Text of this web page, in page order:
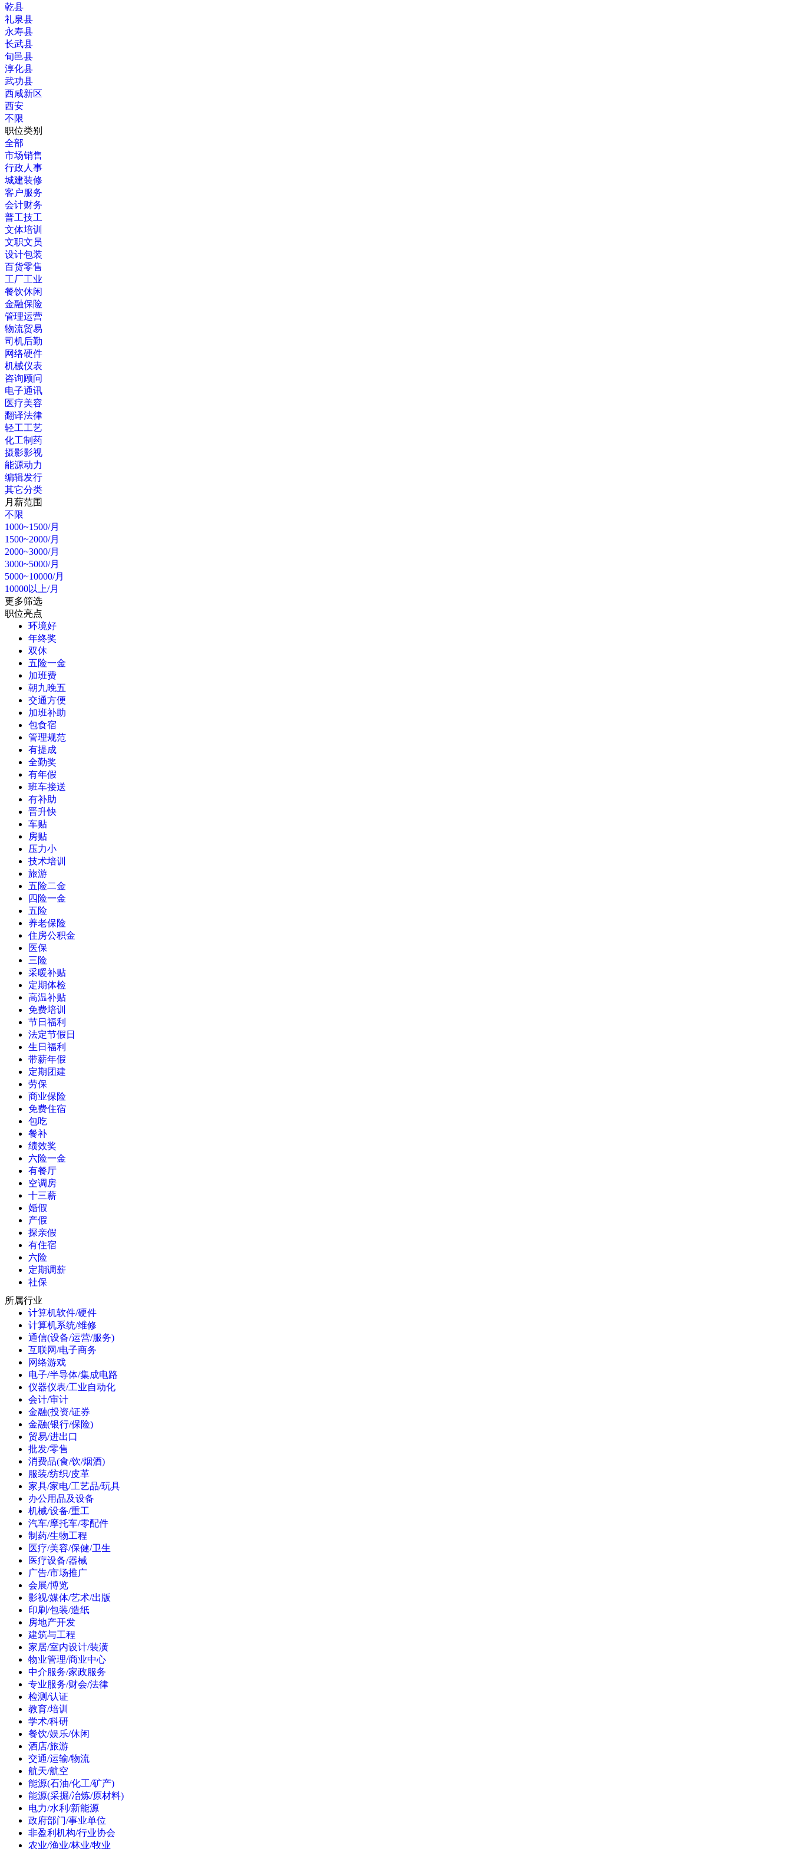
乾县
礼泉县
永寿县
长武县
旬邑县
淳化县
武功县
西咸新区
西安
不限
职位类别
全部
市场销售
行政人事
城建装修
客户服务
会计财务
普工技工
文体培训
文职文员
设计包装
百货零售
工厂工业
餐饮休闲
金融保险
管理运营
物流贸易
司机后勤
网络硬件
机械仪表
咨询顾问
电子通讯
医疗美容
翻译法律
轻工工艺
化工制药
摄影影视
能源动力
编辑发行
其它分类
月薪范围
不限
1000~1500/月
1500~2000/月
2000~3000/月
3000~5000/月
5000~10000/月
10000以上/月
更多筛选
职位亮点
环境好
年终奖
双休
五险一金
加班费
朝九晚五
交通方便
加班补助
包食宿
管理规范
有提成
全勤奖
有年假
班车接送
有补助
晋升快
车贴
房贴
压力小
技术培训
旅游
五险二金
四险一金
五险
养老保险
住房公积金
医保
三险
采暖补贴
定期体检
高温补贴
免费培训
节日福利
法定节假日
生日福利
带薪年假
定期团建
劳保
商业保险
免费住宿
包吃
餐补
绩效奖
六险一金
有餐厅
空调房
十三薪
婚假
产假
探亲假
有住宿
六险
定期调薪
社保
所属行业
计算机软件/硬件
计算机系统/维修
通信(设备/运营/服务)
互联网/电子商务
网络游戏
电子/半导体/集成电路
仪器仪表/工业自动化
会计/审计
金融(投资/证券
金融(银行/保险)
贸易/进出口
批发/零售
消费品(食/饮/烟酒)
服装/纺织/皮革
家具/家电/工艺品/玩具
办公用品及设备
机械/设备/重工
汽车/摩托车/零配件
制药/生物工程
医疗/美容/保健/卫生
医疗设备/器械
广告/市场推广
会展/博览
影视/媒体/艺术/出版
印刷/包装/造纸
房地产开发
建筑与工程
家居/室内设计/装潢
物业管理/商业中心
中介服务/家政服务
专业服务/财会/法律
检测/认证
教育/培训
学术/科研
餐饮/娱乐/休闲
酒店/旅游
交通/运输/物流
航天/航空
能源(石油/化工/矿产)
能源(采掘/冶炼/原材料)
电力/水利/新能源
政府部门/事业单位
非盈利机构/行业协会
农业/渔业/林业/牧业